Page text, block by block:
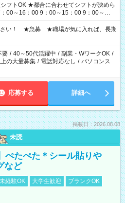
てシフトが決めら
00～16：00 9：00～15：00 9：00～
場合、他のお仕事と
業はご案内できません ※法令に基づき、
会保険への加入対象となります ※労働者
原則禁止）により、短時間・短期間の就
合があります
さい！ ★急募 ★職場が気に入れば、長期
要 / 40～50代活躍中 / 副業・WワークOK /
の大量募集 / 電話対応なし / パソコンス
応募する 詳細へ
掲載日：2026.08.08
未読
ぺたぺた＊シール貼りや
など
経験OK 大学生歓迎
ブランクOK